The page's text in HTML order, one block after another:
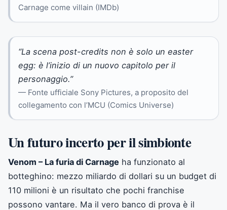
Carnage come villain (IMDb)
“La scena post-credits non è solo un easter
egg: è l’inizio di un nuovo capitolo per il
personaggio.”
— Fonte ufficiale Sony Pictures, a proposito del
collegamento con l’MCU (Comics Universe)
Un futuro incerto per il simbionte
Venom – La furia di Carnage ha funzionato al
botteghino: mezzo miliardo di dollari su un budget di
110 milioni è un risultato che pochi franchise
possono vantare. Ma il vero banco di prova è il